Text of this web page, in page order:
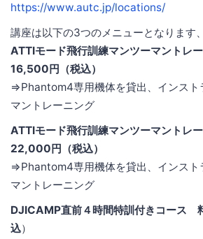
https://www.autc.jp/locations/
講座は以下の3つのメニューとなります、
ATTIモード飛行訓練マンツーマントレ
16,500円（税込）
⇒Phantom4専用機体を貸出、インスト
マントレーニング
ATTIモード飛行訓練マンツーマントレ
22,000円（税込）
⇒Phantom4専用機体を貸出、インスト
マントレーニング
DJICAMP直前４時間特訓付きコース
込）